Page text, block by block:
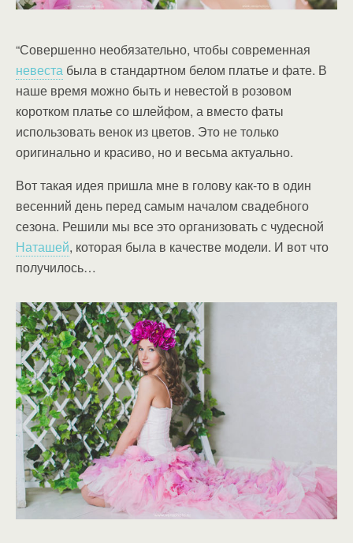
“Совершенно необязательно, чтобы современная
невеста была в стандартном белом платье и фате. В
наше время можно быть и невестой в розовом
коротком платье со шлейфом, а вместо фаты
использовать венок из цветов. Это не только
оригинально и красиво, но и весьма актуально.
Вот такая идея пришла мне в голову как-то в один
весенний день перед самым началом свадебного
сезона. Решили мы все это организовать с чудесной
Наташей, которая была в качестве модели. И вот что
получилось…